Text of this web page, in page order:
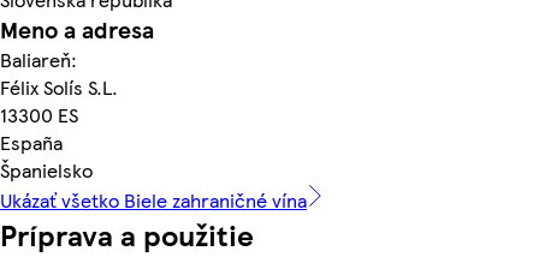
Meno a adresa
Baliareň:
Félix Solís S.L.
13300 ES
España
Španielsko
Ukázať všetko Biele zahraničné vína
Príprava a použitie